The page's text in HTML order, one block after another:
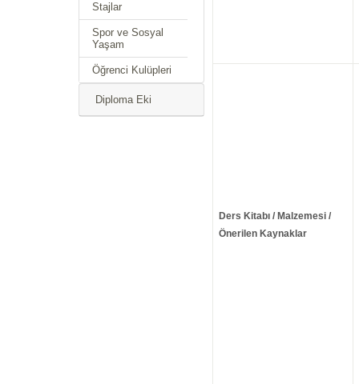
Stajlar
Spor ve Sosyal
Yaşam
Öğrenci Kulüpleri
Diploma Eki
Ders Kitabı / Malzemesi /
Önerilen Kaynaklar